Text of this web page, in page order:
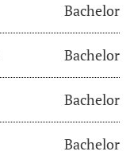
Bachelor
Bachelor
Bachelor
Bachelor